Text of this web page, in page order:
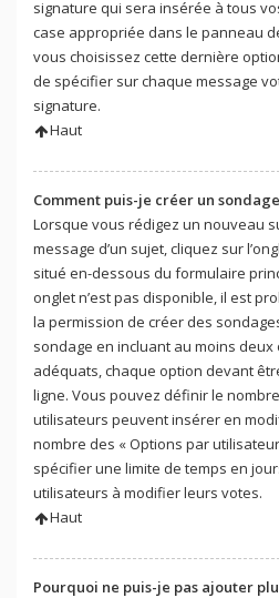
signature qui sera insérée à tous
case appropriée dans le panneau
vous choisissez cette dernière
de spécifier sur chaque message
signature.
Haut
Comment puis-je créer un
Lorsque vous rédigez un nouveau
message d’un sujet, cliquez sur
situé en-dessous du formulaire
onglet n’est pas disponible, il est
la permission de créer des
sondage en incluant au moins
adéquats, chaque option devant
ligne. Vous pouvez définir le
utilisateurs peuvent insérer en
nombre des « Options par
spécifier une limite de temps en
utilisateurs à modifier leurs votes.
Haut
Pourquoi ne puis-je pas ajouter